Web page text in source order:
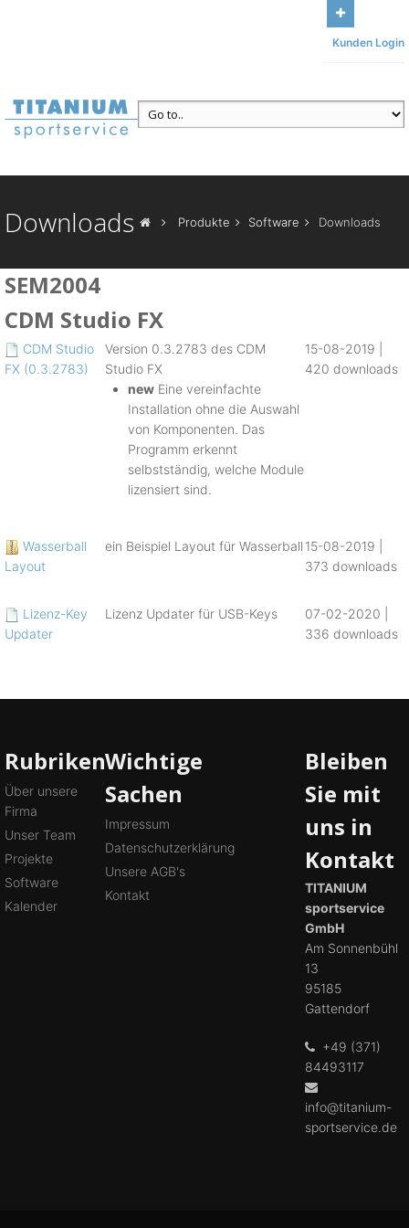
Unser Büro: Am Sonnenbühl 13,
Kunden Login
Downloads Produkte Software Downloads
SEM2004
CDM Studio FX
CDM Studio
FX (0.3.2783)
Version 0.3.2783 des CDM
Studio FX
newEine vereinfachte
Installation ohne die Auswahl
von Komponenten. Das
Programm erkennt
selbstständig, welche Module
lizensiert sind.
15-08-2019 |
420 downloads
Wasserball
Layout
ein Beispiel Layout für Wasserball 15-08-2019 |
373 downloads
Lizenz-Key
Updater
Lizenz Updater für USB-Keys
07-02-2020 |
336 downloads
Rubriken
Über unsere
Firma
Unser Team
Projekte
Software
Kalender
Wichtige
Sachen
Impressum
Datenschutzerklärung
Unsere AGB's
Kontakt
Bleiben
Sie mit
uns in
Kontakt
TITANIUM
sportservice
GmbH
Am Sonnenbühl
13
95185
Gattendorf
+49 (371)
84493117
info@titanium-
sportservice.de